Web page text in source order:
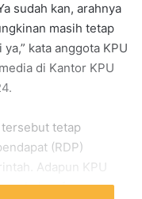
sudah kan, arahnya
masih tetap
kata anggota KPU
di Kantor KPU
tetap
(RDP)
Adapun KPU
fenomena